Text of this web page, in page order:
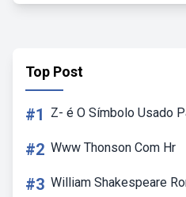
Top Post
#1 Z- é O Símbolo Usado
#2 Www Thonson Com Hr
#3 William Shakespeare